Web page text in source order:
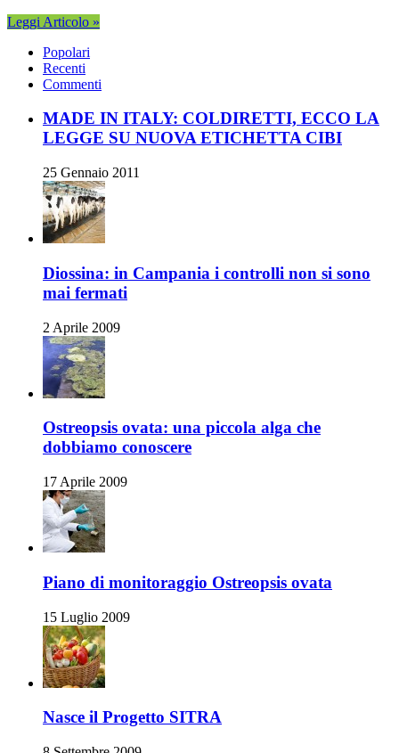
Leggi Articolo »
Popolari
Recenti
Commenti
MADE IN ITALY: COLDIRETTI, ECCO LA
LEGGE SU NUOVA ETICHETTA CIBI
25 Gennaio 2011
Diossina: in Campania i controlli non si sono
mai fermati
2 Aprile 2009
Ostreopsis ovata: una piccola alga che
dobbiamo conoscere
17 Aprile 2009
Piano di monitoraggio Ostreopsis ovata
15 Luglio 2009
Nasce il Progetto SITRA